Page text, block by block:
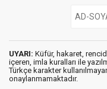
UYARI: Küfür, hakaret,
içeren, imla kuralları ile
Türkçe karakter
onaylanmamaktadır.